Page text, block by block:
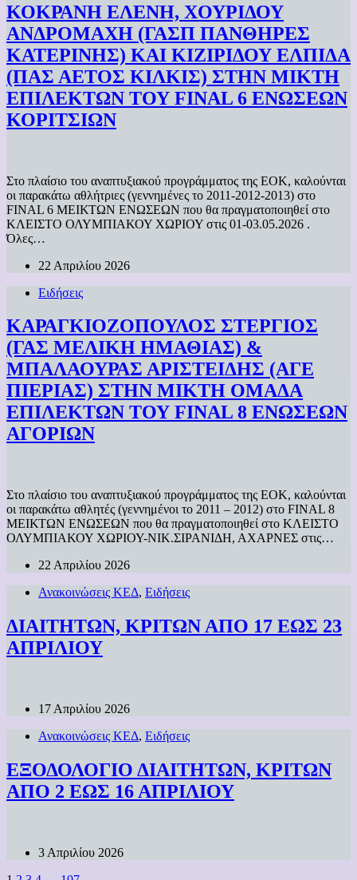
ΚΟΚΡΑΝΗ ΕΛΕΝΗ, ΧΟΥΡΙΔΟΥ
ΑΝΔΡΟΜΑΧΗ (ΓΑΣΠ ΠΑΝΘΗΡΕΣ
ΚΑΤΕΡΙΝΗΣ) ΚΑΙ ΚΙΖΙΡΙΔΟΥ ΕΛΠΙΔΑ
(ΠΑΣ ΑΕΤΟΣ ΚΙΛΚΙΣ) ΣΤΗΝ ΜΙΚΤΗ
ΕΠΙΛΕΚΤΩΝ ΤΟΥ FINAL 6 ΕΝΩΣΕΩΝ
ΚΟΡΙΤΣΙΩΝ
Στο πλαίσιο του αναπτυξιακού προγράμματος της ΕΟΚ, καλούνται
οι παρακάτω αθλήτριες (γεννημένες το 2011-2012-2013) στο
FINAL 6 ΜΕΙΚΤΩΝ ΕΝΩΣΕΩΝ που θα πραγματοποιηθεί στο
ΚΛΕΙΣΤΟ ΟΛΥΜΠΙΑΚΟΥ ΧΩΡΙΟΥ στις 01-03.05.2026 .
Όλες…
22 Απριλίου 2026
Ειδήσεις
ΚΑΡΑΓΚΙΟΖΟΠΟΥΛΟΣ ΣΤΕΡΓΙΟΣ
(ΓΑΣ ΜΕΛΙΚΗ ΗΜΑΘΙΑΣ) &
ΜΠΑΛΑΟΥΡΑΣ ΑΡΙΣΤΕΙΔΗΣ (ΑΓΕ
ΠΙΕΡΙΑΣ) ΣΤΗΝ ΜΙΚΤΗ ΟΜΑΔΑ
ΕΠΙΛΕΚΤΩΝ ΤΟΥ FINAL 8 ΕΝΩΣΕΩΝ
ΑΓΟΡΙΩΝ
Στο πλαίσιο του αναπτυξιακού προγράμματος της ΕΟΚ, καλούνται
οι παρακάτω αθλητές (γεννημένοι το 2011 – 2012) στο FINAL 8
ΜΕΙΚΤΩΝ ΕΝΩΣΕΩΝ που θα πραγματοποιηθεί στο ΚΛΕΙΣΤΟ
ΟΛΥΜΠΙΑΚΟΥ ΧΩΡΙΟΥ-ΝΙΚ.ΣΙΡΑΝΙΔΗ, ΑΧΑΡΝΕΣ στις…
22 Απριλίου 2026
Ανακοινώσεις ΚΕΔ, Ειδήσεις
ΔΙΑΙΤΗΤΩΝ, ΚΡΙΤΩΝ ΑΠΟ 17 ΕΩΣ 23
ΑΠΡΙΛΙΟΥ
17 Απριλίου 2026
Ανακοινώσεις ΚΕΔ, Ειδήσεις
ΕΞΟΔΟΛΟΓΙΟ ΔΙΑΙΤΗΤΩΝ, ΚΡΙΤΩΝ
ΑΠΟ 2 ΕΩΣ 16 ΑΠΡΙΛΙΟΥ
3 Απριλίου 2026